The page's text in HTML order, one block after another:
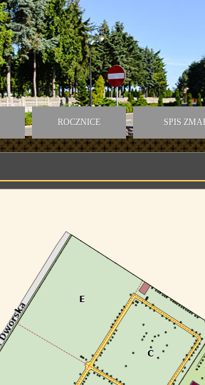
ROCZNICE SPIS